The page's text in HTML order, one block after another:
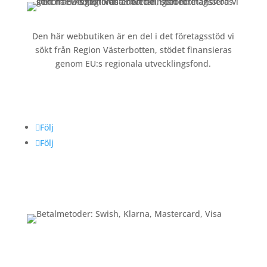
Den här webbutiken är en del i det företagsstöd vi
sökt från Region Västerbotten, stödet finansieras
genom EU:s regionala utvecklingsfond.
Följ
Följ